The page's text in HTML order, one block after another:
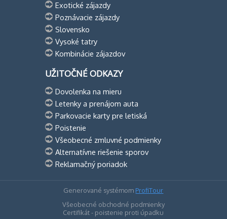
Exotické zájazdy
Poznávacie zájazdy
Slovensko
Vysoké tatry
Kombinácie zájazdov
UŽITOČNÉ ODKAZY
Dovolenka na mieru
Letenky a prenájom auta
Parkovacie karty pre letiská
Poistenie
Všeobecné zmluvné podmienky
Alternatívne riešenie sporov
Reklamačný poriadok
Generované systémom ProfiTour
Všeobecné obchodné podmienky
Certifikát - poistenie proti úpadku